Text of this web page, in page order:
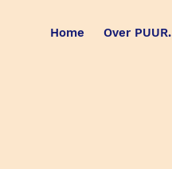
Home Over PUUR.